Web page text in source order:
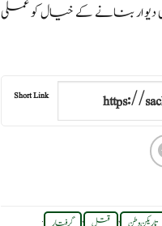
ایک سرحدی دیوار بنانے کے خیال کو عملی
Short Link
,
,
.